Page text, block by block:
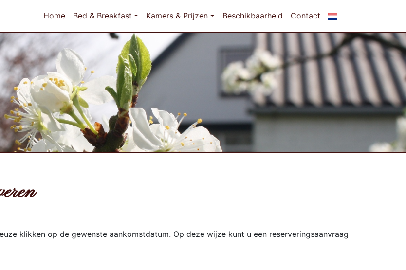
Home Bed & Breakfast Kamers & Prijzen Beschikbaarheid Contact
klikken op de gewenste aankomstdatum. Op deze wijze kunt u een reserveringsaanvraag